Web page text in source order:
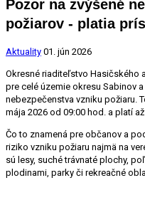
Pozor na zvýšené
požiarov - platia
Aktuality 01. jún 2026
Okresné riaditeľstvo Hasičského
pre celé územie okresu Sabinov
nebezpečenstva vzniku požiaru.
mája 2026 od 09:00 hod. a platí
Čo to znamená pre občanov a
riziko vzniku požiaru najmä na
sú lesy, suché trávnaté plochy,
plodinami, parky či rekreačné